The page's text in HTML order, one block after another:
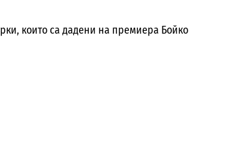
които са дадени на премиера Бойко